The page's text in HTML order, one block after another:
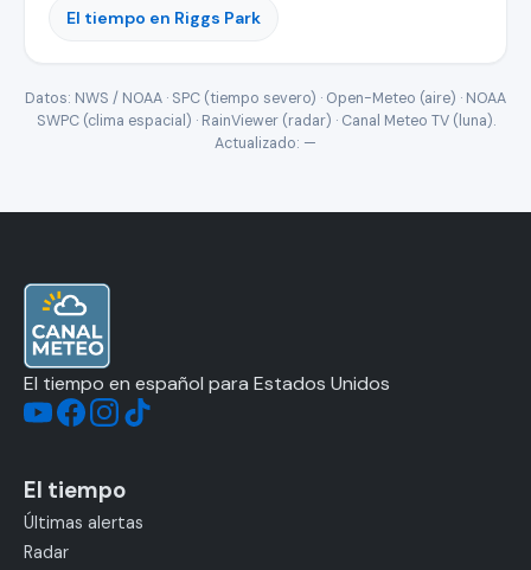
El tiempo en Riggs Park
Datos: NWS / NOAA · SPC (tiempo severo) · Open-Meteo (aire) · NOAA
SWPC (clima espacial) · RainViewer (radar) · Canal Meteo TV (luna).
Actualizado: —
El tiempo en español para Estados Unidos
El tiempo
Últimas alertas
Radar